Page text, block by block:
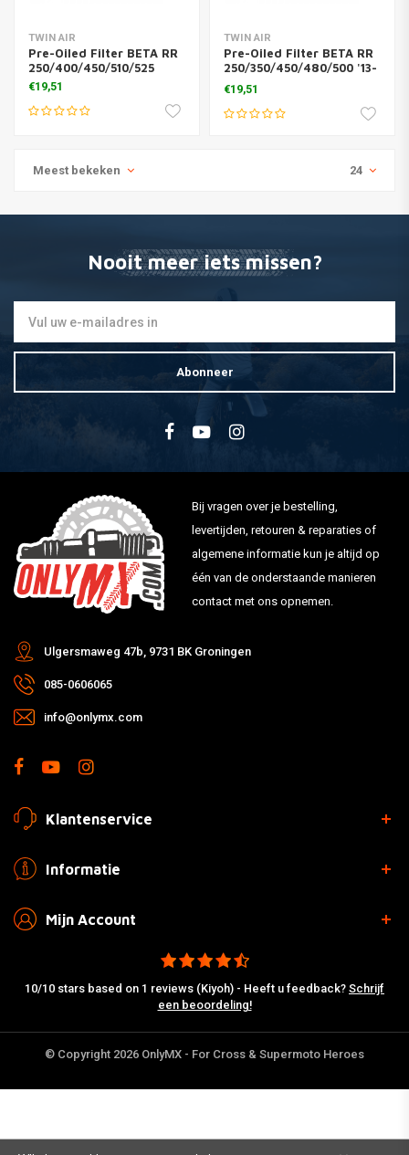
TWIN AIR
Pre-Oiled Filter BETA RR
250/400/450/510/525
€19,51
TWIN AIR
Pre-Oiled Filter BETA RR
250/350/450/480/500 '13-
18
€19,51
Meest bekeken 24
Nooit meer iets missen?
Abonneer
Bij vragen over je bestelling,
levertijden, retouren & reparaties of
algemene informatie kun je altijd op
één van de onderstaande manieren
contact met ons opnemen.
Ulgersmaweg 47b, 9731 BK Groningen
085-0606065
info@onlymx.com
Klantenservice
Informatie
Mijn Account
10/10 stars based on 1 reviews (Kiyoh) - Heeft u feedback? Schrijf
een beoordeling!
© Copyright 2026 OnlyMX - For Cross & Supermoto Heroes